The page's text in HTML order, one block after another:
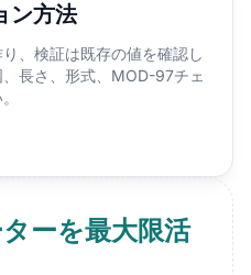
ン方法
、検証は既存の値を確認し
長さ、形式、MOD-97チェ
ーを最大限活